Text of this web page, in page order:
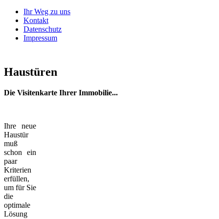
Ihr Weg zu uns
Kontakt
Datenschutz
Impressum
Haustüren
Die Visitenkarte Ihrer Immobilie...
Ihre neue
Haustür
muß
schon ein
paar
Kriterien
erfüllen,
um für Sie
die
optimale
Lösung